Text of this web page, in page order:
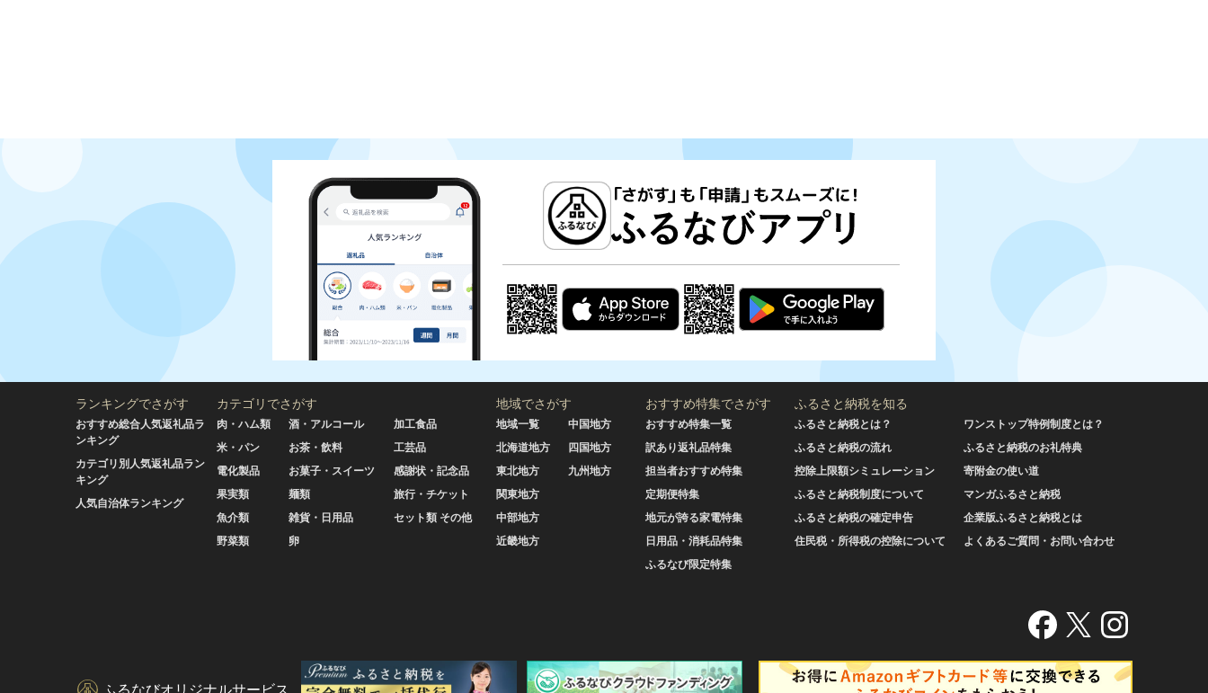
ランキングでさがす
おすすめ総合人気返礼品ラ
ンキング
カテゴリ別人気返礼品ラン
キング
人気自治体ランキング
カテゴリでさがす
肉・ハム類
米・パン
電化製品
果実類
魚介類
野菜類
酒・アルコール
お茶・飲料
お菓子・スイーツ
麺類
雑貨・日用品
卵
加工食品
工芸品
感謝状・記念品
旅行・チケット
セット類 その他
地域でさがす
地域一覧
北海道地方
東北地方
関東地方
中部地方
近畿地方
中国地方
四国地方
九州地方
おすすめ特集でさがす
おすすめ特集一覧
訳あり返礼品特集
担当者おすすめ特集
定期便特集
地元が誇る家電特集
日用品・消耗品特集
ふるなび限定特集
ふるさと納税を知る
ふるさと納税とは？
ふるさと納税の流れ
控除上限額シミュレーション
ふるさと納税制度について
ふるさと納税の確定申告
住民税・所得税の控除について
ワンストップ特例制度とは？
ふるさと納税のお礼特典
寄附金の使い道
マンガふるさと納税
企業版ふるさと納税とは
よくあるご質問・お問い合わせ